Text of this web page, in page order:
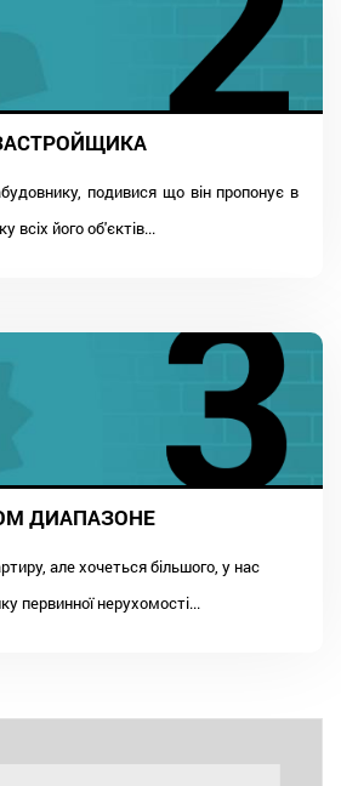
подивися що він пропонує в
всіх його об'єктів...
ДИАПАЗОНЕ
але хочеться більшого, у нас
первинної нерухомості...